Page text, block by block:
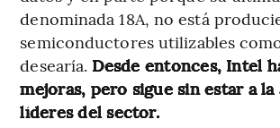
denominada 18A, no está
semiconductores utilizables
desearía. Desde entonces, Intel
mejoras, pero sigue sin estar a
líderes del sector.